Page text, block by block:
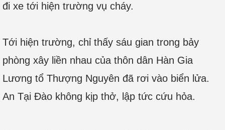
đi xe tới hiện trường vụ cháy.
Tới hiện trường, chỉ thấy sáu gian trong bảy
phòng xây liền nhau của thôn dân Hàn Gia
Lương tổ Thượng Nguyên đã rơi vào biển lửa.
An Tại Đào không kịp thở, lập tức cứu hỏa.